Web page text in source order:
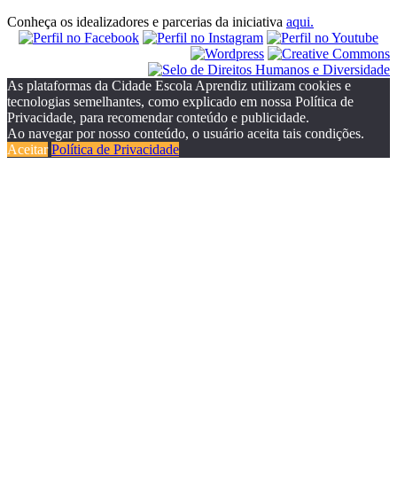
Conheça os idealizadores e parcerias da iniciativa aqui.
As plataformas da Cidade Escola Aprendiz utilizam cookies e
tecnologias semelhantes, como explicado em nossa Política de
Privacidade, para recomendar conteúdo e publicidade.
Ao navegar por nosso conteúdo, o usuário aceita tais condições.
Aceitar Política de Privacidade